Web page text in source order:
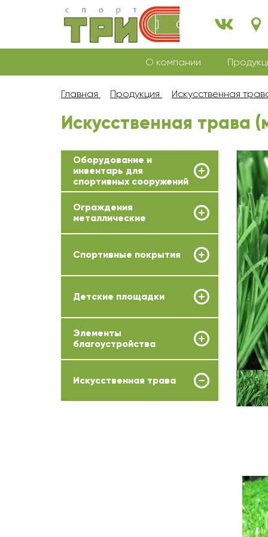
О компании
Главная Продукция Искусственная
Искусственная трава
Оборудование и
инвентарь для
спортивных сооружений
Ограждения
металлические
Спортивные покрытия
Детские площадки
Элементы
благоустройства
Искусственная трава